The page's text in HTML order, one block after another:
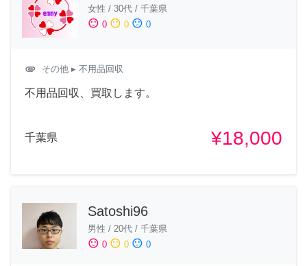
女性 / 30代 / 千葉県
sentiment_satisfied 0 sentiment_neutral 0 sentiment_dissatisfied 0
attachment その他 ▸ 不用品回収
不用品回収、買取します。
千葉県 ¥18,000
Satoshi96
男性 / 20代 / 千葉県
sentiment_satisfied 0 sentiment_neutral 0 sentiment_dissatisfied 0